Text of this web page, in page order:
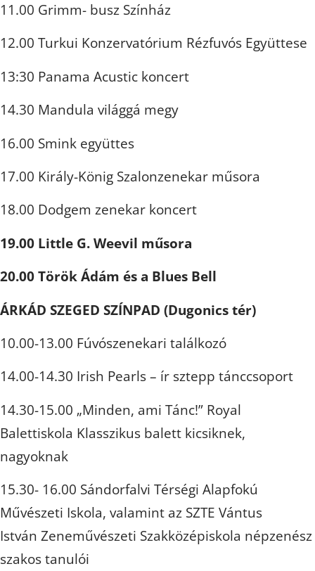
11.00 Grimm- busz Színház
12.00 Turkui Konzervatórium Rézfuvós Együttese
13:30 Panama Acustic koncert
14.30 Mandula világgá megy
16.00 Smink együttes
17.00 Király-König Szalonzenekar műsora
18.00 Dodgem zenekar koncert
19.00 Little G. Weevil műsora
20.00 Török Ádám és a Blues Bell
ÁRKÁD SZEGED SZÍNPAD (Dugonics tér)
10.00-13.00 Fúvószenekari találkozó
14.00-14.30 Irish Pearls – ír sztepp tánccsoport
14.30-15.00 „Minden, ami Tánc!” Royal
Balettiskola Klasszikus balett kicsiknek,
nagyoknak
15.30- 16.00 Sándorfalvi Térségi Alapfokú
Művészeti Iskola, valamint az SZTE Vántus
István Zeneművészeti Szakközépiskola népzenész
szakos tanulói